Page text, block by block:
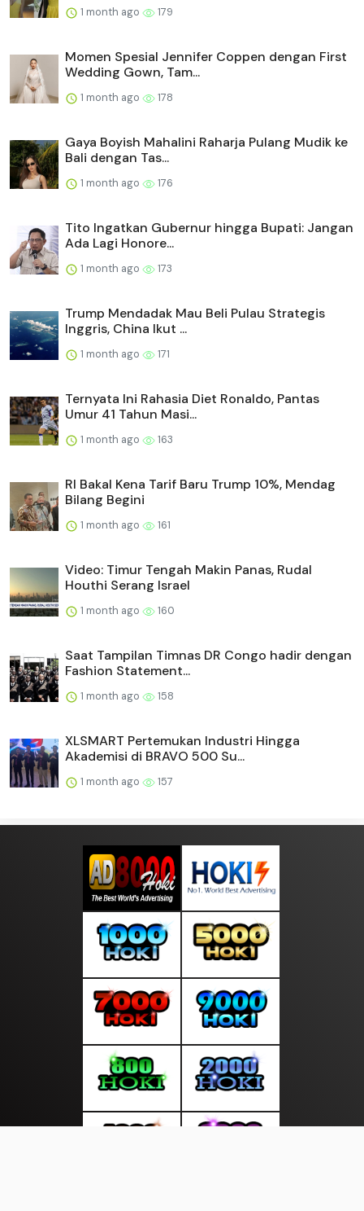
1 month ago 179
Momen Spesial Jennifer Coppen dengan First
Wedding Gown, Tam...
1 month ago 178
Gaya Boyish Mahalini Raharja Pulang Mudik ke
Bali dengan Tas...
1 month ago 176
Tito Ingatkan Gubernur hingga Bupati: Jangan
Ada Lagi Honore...
1 month ago 173
Trump Mendadak Mau Beli Pulau Strategis
Inggris, China Ikut ...
1 month ago 171
Ternyata Ini Rahasia Diet Ronaldo, Pantas
Umur 41 Tahun Masi...
1 month ago 163
RI Bakal Kena Tarif Baru Trump 10%, Mendag
Bilang Begini
1 month ago 161
Video: Timur Tengah Makin Panas, Rudal
Houthi Serang Israel
1 month ago 160
Saat Tampilan Timnas DR Congo hadir dengan
Fashion Statement...
1 month ago 158
XLSMART Pertemukan Industri Hingga
Akademisi di BRAVO 500 Su...
1 month ago 157